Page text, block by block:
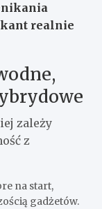
realnie
zależy
z
na start,
gadżetów.